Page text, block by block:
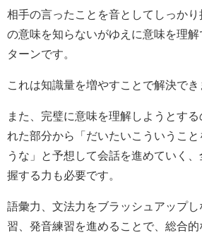
相手の言ったことを音としてしっか
の意味を知らないがゆえに意味を理
ターンです。
これは知識量を増やすことで解決でき
また、完璧に意味を理解しようとす
れた部分から「だいたいこういうこ
うな」と予想して会話を進めていく
握する力も必要です。
語彙力、文法力をブラッシュアップ
習、発音練習を進めることで、総合